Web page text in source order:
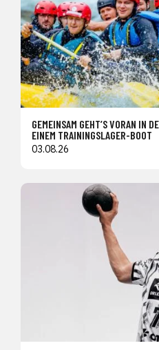
GEMEINSAM GEHT’S VORAN IN
EINEM TRAININGSLAGER-BOOT
03.08.26